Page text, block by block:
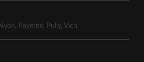
Nyon, Payerne, Pully, Vich